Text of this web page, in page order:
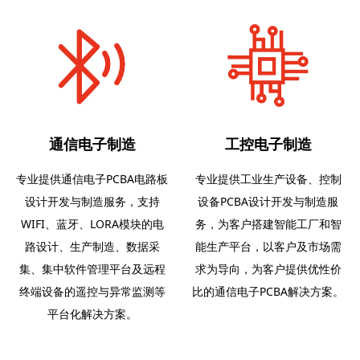
通信电子制造
专业提供通信电子PCBA电路板
设计开发与制造服务，支持
WIFI、蓝牙、LORA模块的电
路设计、生产制造、数据采
集、集中软件管理平台及远程
终端设备的遥控与异常监测等
平台化解决方案。
工控电子制造
专业提供工业生产设备、控制
设备PCBA设计开发与制造服
务，为客户搭建智能工厂和智
能生产平台，以客户及市场需
求为导向，为客户提供优性价
比的通信电子PCBA解决方案。